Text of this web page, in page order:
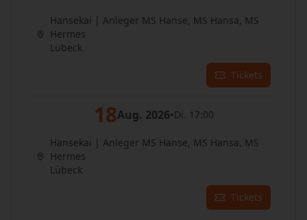
Hansekai | Anleger MS Hanse, MS Hansa, MS
Hermes
Lübeck
Tickets
18Aug. 2026•Di. 17:00
Hansekai | Anleger MS Hanse, MS Hansa, MS
Hermes
Lübeck
Tickets